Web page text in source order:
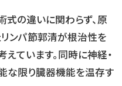
式の違いに関わらず、原
ンパ節郭清が根治性を
ています。同時に神経・
な限り臓器機能を温存す